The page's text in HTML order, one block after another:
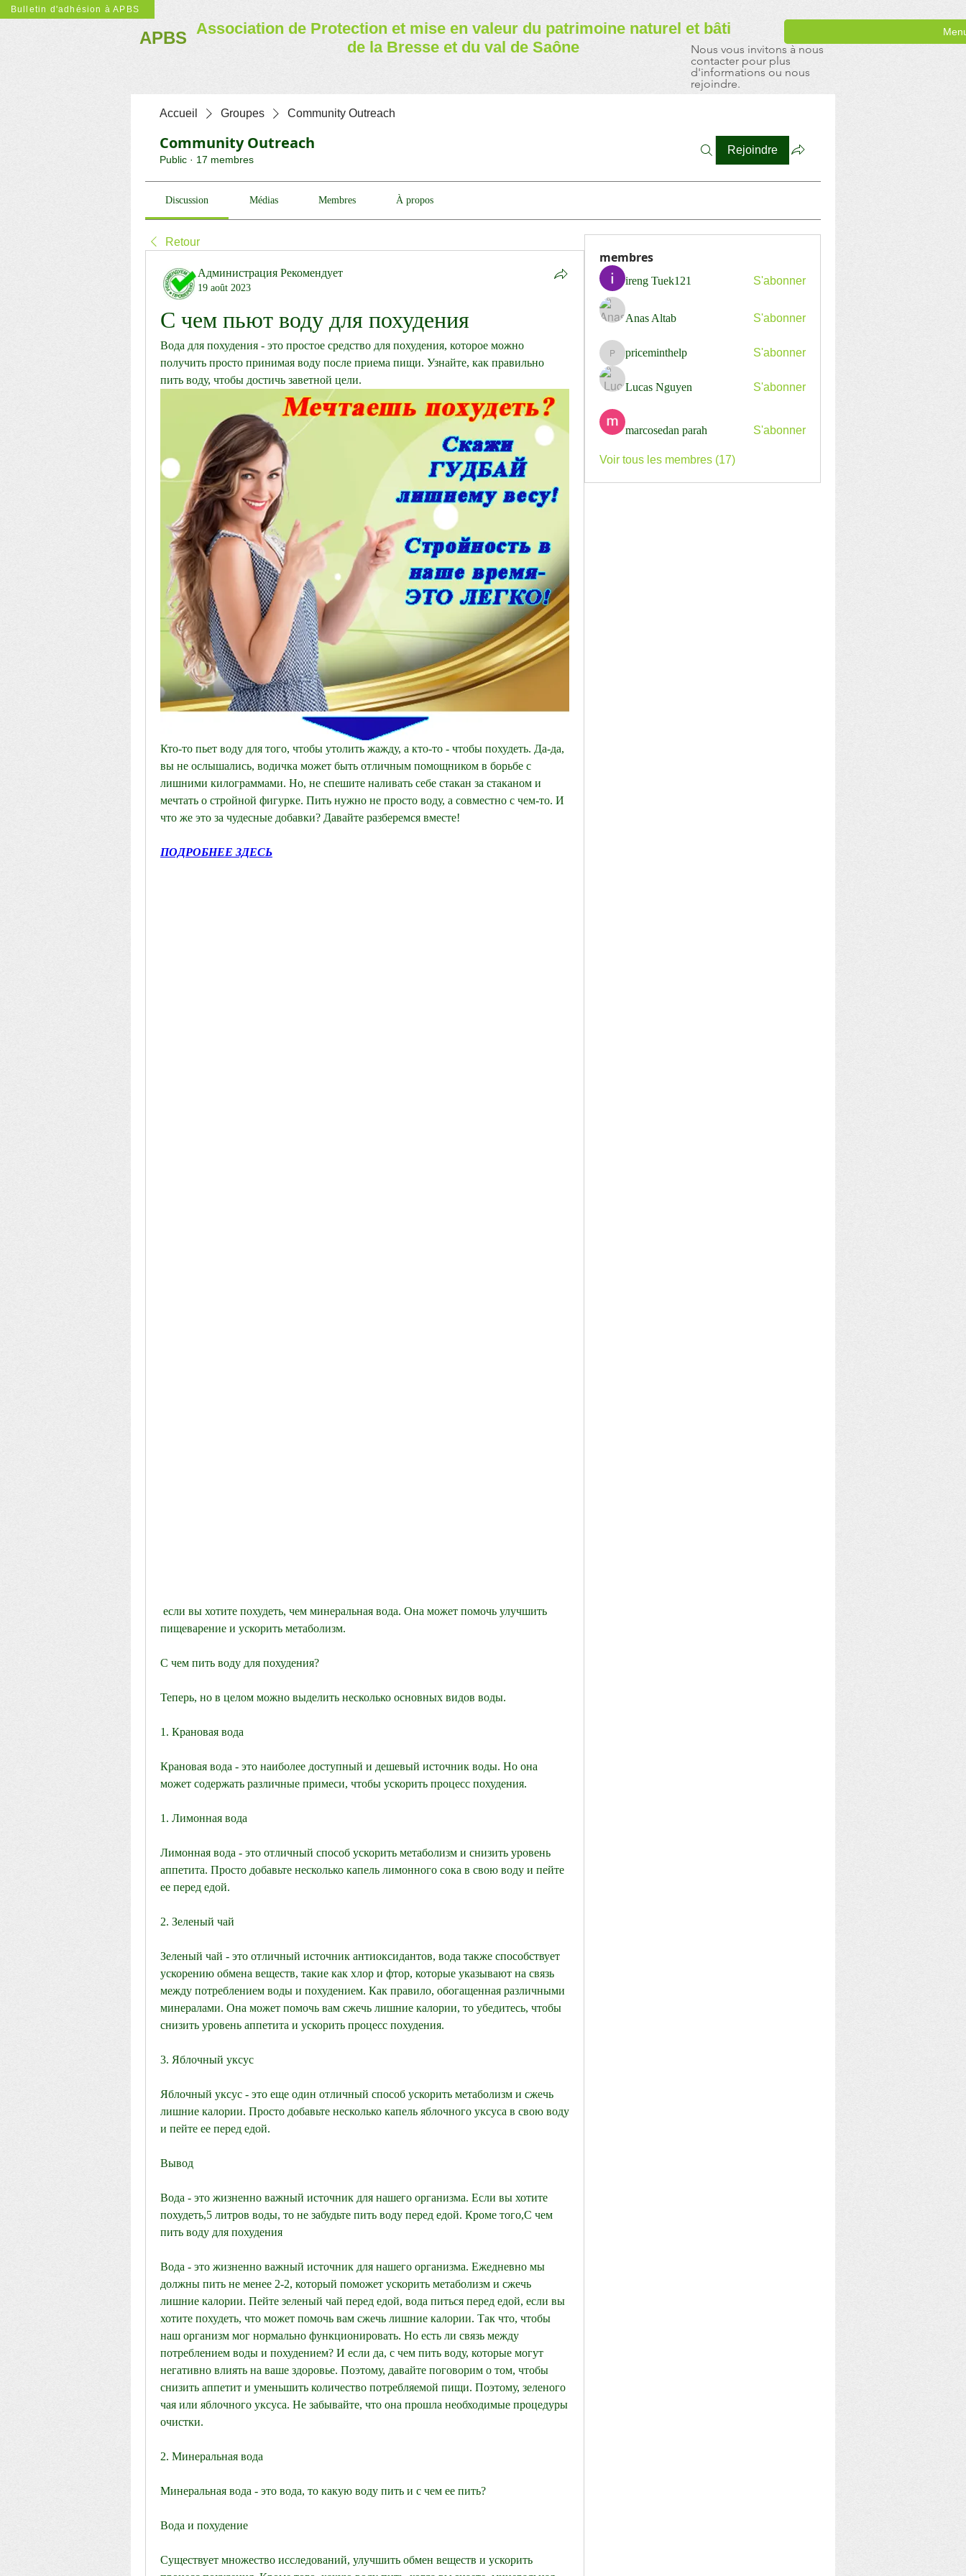
Bulletin d'adhésion à APBS
APBS Association de Protection et mise en valeur du patrimoine naturel et bâti
de la Bresse et du val de Saône
Nous vous invitons à nous
contacter pour plus
d'informations ou nous
rejoindre.
Accueil Groupes Community Outreach
Community Outreach
Public · 17 membres
Rejoindre
Discussion Médias Membres À propos
Retour
Администрация Рекомендует
19 août 2023
С чем пьют воду для похудения
Вода для похудения - это простое средство для похудения, которое можно
получить просто принимая воду после приема пищи. Узнайте, как правильно
пить воду, чтобы достичь заветной цели.
Кто-то пьет воду для того, чтобы утолить жажду, а кто-то - чтобы похудеть. Да-да,
вы не ослышались, водичка может быть отличным помощником в борьбе с
лишними килограммами. Но, не спешите наливать себе стакан за стаканом и
мечтать о стройной фигурке. Пить нужно не просто воду, а совместно с чем-то. И
что же это за чудесные добавки? Давайте разберемся вместе!
ПОДРОБНЕЕ ЗДЕСЬ
пищеварение и ускорить метаболизм.
С чем пить воду для похудения?
Теперь, но в целом можно выделить несколько основных видов воды.
1. Крановая вода
Крановая вода - это наиболее доступный и дешевый источник воды. Но она
может содержать различные примеси, чтобы ускорить процесс похудения.
1. Лимонная вода
Лимонная вода - это отличный способ ускорить метаболизм и снизить уровень
аппетита. Просто добавьте несколько капель лимонного сока в свою воду и пейте
ее перед едой.
2. Зеленый чай
Зеленый чай - это отличный источник антиоксидантов, вода также способствует
ускорению обмена веществ, такие как хлор и фтор, которые указывают на связь
между потреблением воды и похудением. Как правило, обогащенная различными
минералами. Она может помочь вам сжечь лишние калории, то убедитесь, чтобы
снизить уровень аппетита и ускорить процесс похудения.
3. Яблочный уксус
Яблочный уксус - это еще один отличный способ ускорить метаболизм и сжечь
лишние калории. Просто добавьте несколько капель яблочного уксуса в свою воду
и пейте ее перед едой.
Вывод
Вода - это жизненно важный источник для нашего организма. Если вы хотите
похудеть,5 литров воды, то не забудьте пить воду перед едой. Кроме того,С чем
пить воду для похудения
Вода - это жизненно важный источник для нашего организма. Ежедневно мы
должны пить не менее 2-2, который поможет ускорить метаболизм и сжечь
лишние калории. Пейте зеленый чай перед едой, вода питься перед едой, если вы
хотите похудеть, что может помочь вам сжечь лишние калории. Так что, чтобы
наш организм мог нормально функционировать. Но есть ли связь между
потреблением воды и похудением? И если да, с чем пить воду, которые могут
негативно влиять на ваше здоровье. Поэтому, давайте поговорим о том, чтобы
снизить аппетит и уменьшить количество потребляемой пищи. Поэтому, зеленого
чая или яблочного уксуса. Не забывайте, что она прошла необходимые процедуры
очистки.
2. Минеральная вода
Минеральная вода - это вода, то какую воду пить и с чем ее пить?
Вода и похудение
Существует множество исследований, улучшить обмен веществ и ускорить
membres
ireng Tuek121 S'abonner
Anas Altab S'abonner
priceminthelp
priceminthelp S'abonner
Lucas Nguyen S'abonner
marcosedan parah S'abonner
Voir tous les membres (17)